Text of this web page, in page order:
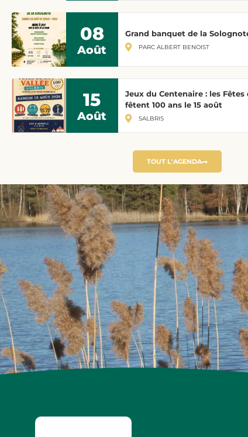
08
Août
Grand banquet de la
PARC ALBERT BENOIST
15
Août
Jeux du Centenaire : les Fêtes
fêtent 100 ans le 15 août
SALBRIS
TOUT L'AGENDA